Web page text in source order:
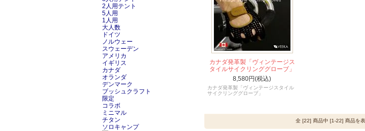
2人用テント
5人用
1人用
大人数
ドイツ
ノルウェー
スウェーデン
アメリカ
イギリス
カナダ
オランダ
デンマーク
ブッシュクラフト
限定
コラボ
ミニマル
チタン
ソロキャンプ
カナダ発革製「ヴィンテージス
タイルサイクリンググローブ」
8,580円(税込)
カナダ発革製「ヴィンテージスタイル
サイクリンググローブ」
全 [22] 商品中 [1-22] 商品を表